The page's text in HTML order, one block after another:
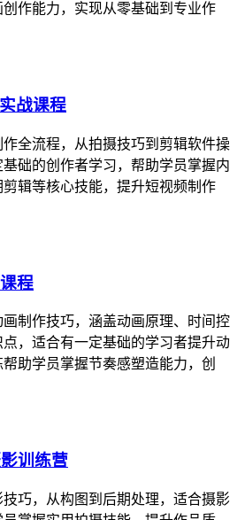
作能力，实现从零基础到专业作
战课程
全流程，从拍摄技巧到剪辑软件操
础的创作者学习，帮助学员掌握内
辑等核心技能，提升短视频制作
程
制作技巧，涵盖动画原理、时间控
，适合有一定基础的学习者提升动
助学员掌握节奏感塑造能力，创
训练营
巧，从构图到后期处理，适合摄影